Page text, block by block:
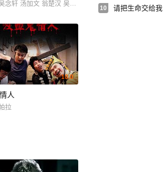
塔拉·苏塔莉娅 阿迪亚·罗伊·卡普尔 阿琼·卡普尔
念轩 汤加文 翁楚汉 吴彦姝 谢治勋 耿军 詹妮 张歆艺
10.0
人
拉
10 请把生命交给我